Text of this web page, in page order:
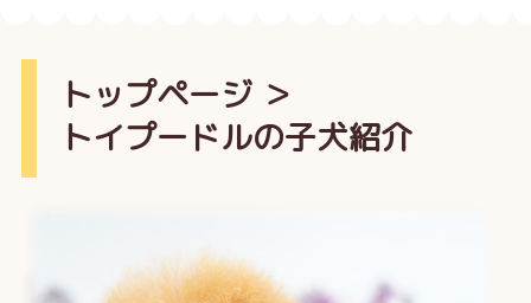
トップページ＞
トイプードルの子犬紹介